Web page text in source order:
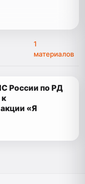
1
материалов
России по РД
«Я